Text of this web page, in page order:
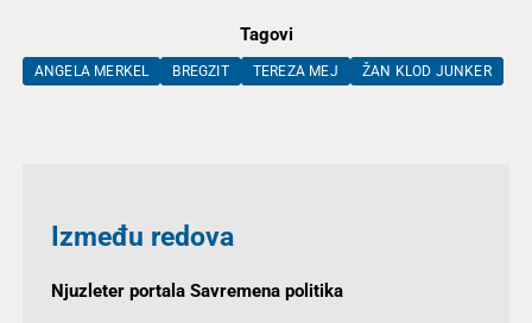
Tagovi
ANGELA MERKEL BREGZIT TEREZA MEJ ŽAN KLOD JUNKER
Između redova
Njuzleter portala Savremena politika